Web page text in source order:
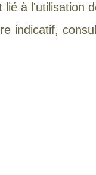
à l'utilisation
indicatif,